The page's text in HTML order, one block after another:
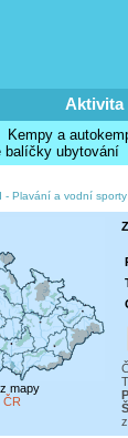
Aktivita
Kempy a
balíčky ubytování
- Plavání a vodní sporty
mapy
ČR